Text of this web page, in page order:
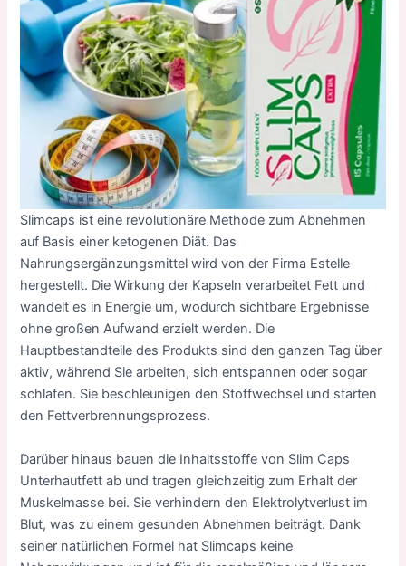
Slimcaps ist eine revolutionäre Methode zum Abnehmen
auf Basis einer ketogenen Diät. Das
Nahrungsergänzungsmittel wird von der Firma Estelle
hergestellt. Die Wirkung der Kapseln verarbeitet Fett und
wandelt es in Energie um, wodurch sichtbare Ergebnisse
ohne großen Aufwand erzielt werden. Die
Hauptbestandteile des Produkts sind den ganzen Tag über
aktiv, während Sie arbeiten, sich entspannen oder sogar
schlafen. Sie beschleunigen den Stoffwechsel und starten
den Fettverbrennungsprozess.
Darüber hinaus bauen die Inhaltsstoffe von Slim Caps
Unterhautfett ab und tragen gleichzeitig zum Erhalt der
Muskelmasse bei. Sie verhindern den Elektrolytverlust im
Blut, was zu einem gesunden Abnehmen beiträgt. Dank
seiner natürlichen Formel hat Slimcaps keine